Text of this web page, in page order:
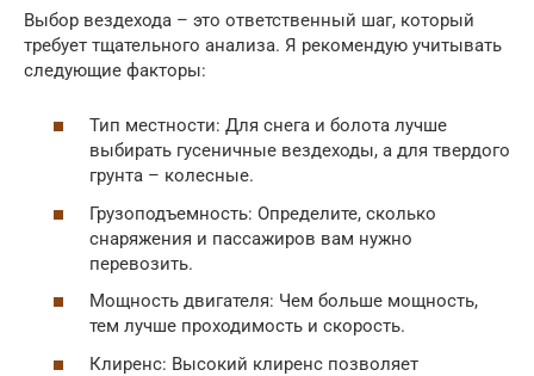
Выбор вездехода – это ответственный шаг, который
требует тщательного анализа. Я рекомендую учитывать
следующие факторы:
Тип местности: Для снега и болота лучше
выбирать гусеничные вездеходы, а для твердого
грунта – колесные.
Грузоподъемность: Определите, сколько
снаряжения и пассажиров вам нужно
перевозить.
Мощность двигателя: Чем больше мощность,
тем лучше проходимость и скорость.
Клиренс: Высокий клиренс позволяет